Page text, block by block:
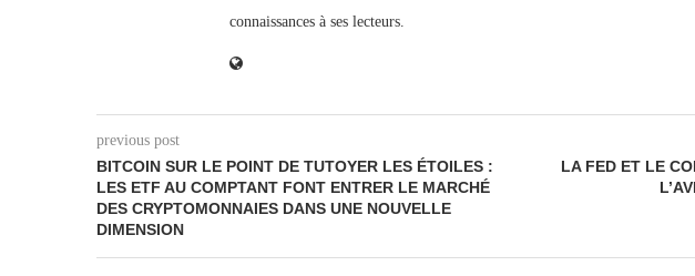
connaissances à ses lecteurs.
previous post
BITCOIN SUR LE POINT DE TUTOYER LES ÉTOILES :
LES ETF AU COMPTANT FONT ENTRER LE MARCHÉ
DES CRYPTOMONNAIES DANS UNE NOUVELLE
DIMENSION
LA FED ET LE